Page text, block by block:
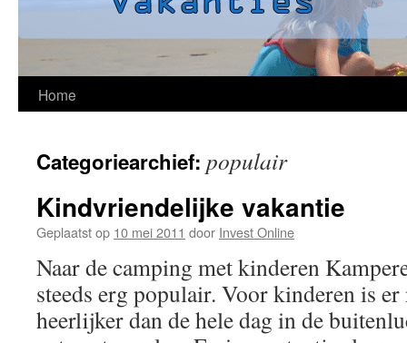
Spring
inhoud
Home
Categoriearchief: populair
Kindvriendelijke vakantie
Geplaatst op 10 mei 2011 door Invest Online
Naar de camping met kinderen
steeds erg populair. Voor kinderen is
heerlijker dan de hele dag in de